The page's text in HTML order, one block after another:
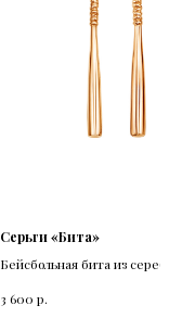
Серьги «Бита»
Бейсбольная бита из серебра
серёжек.
3 600 р.